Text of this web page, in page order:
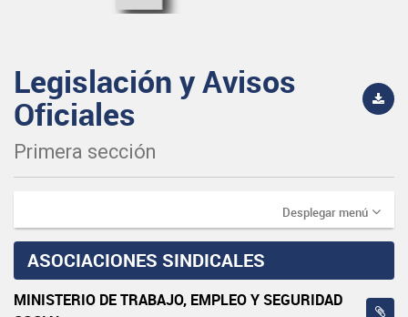
Legislación y Avisos
Oficiales
Primera sección
Desplegar menú
ASOCIACIONES SINDICALES
MINISTERIO DE TRABAJO, EMPLEO Y SEGURIDAD